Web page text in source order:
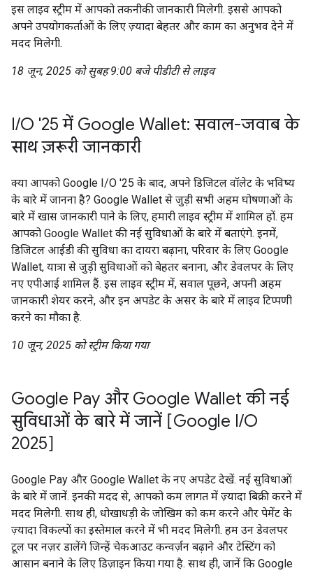
इस लाइव स्ट्रीम में आपको तकनीकी जानकारी मिलेगी. इससे आपको
अपने उपयोगकर्ताओं के लिए ज़्यादा बेहतर और काम का अनुभव देने में
मदद मिलेगी.
18 जून, 2025 को सुबह 9:00 बजे पीडीटी से लाइव
I/O '25 में Google Wallet: सवाल-जवाब के
साथ ज़रूरी जानकारी
क्या आपको Google I/O '25 के बाद, अपने डिजिटल वॉलेट के भविष्य
के बारे में जानना है? Google Wallet से जुड़ी सभी अहम घोषणाओं के
बारे में खास जानकारी पाने के लिए, हमारी लाइव स्ट्रीम में शामिल हों. हम
आपको Google Wallet की नई सुविधाओं के बारे में बताएंगे. इनमें,
डिजिटल आईडी की सुविधा का दायरा बढ़ाना, परिवार के लिए Google
Wallet, यात्रा से जुड़ी सुविधाओं को बेहतर बनाना, और डेवलपर के लिए
नए एपीआई शामिल हैं. इस लाइव स्ट्रीम में, सवाल पूछने, अपनी अहम
जानकारी शेयर करने, और इन अपडेट के असर के बारे में लाइव टिप्पणी
करने का मौका है.
10 जून, 2025 को स्ट्रीम किया गया
Google Pay और Google Wallet की नई
सुविधाओं के बारे में जानें [Google I/O
2025]
Google Pay और Google Wallet के नए अपडेट देखें. नई सुविधाओं
के बारे में जानें. इनकी मदद से, आपको कम लागत में ज़्यादा बिक्री करने में
मदद मिलेगी. साथ ही, धोखाधड़ी के जोखिम को कम करने और पेमेंट के
ज़्यादा विकल्पों का इस्तेमाल करने में भी मदद मिलेगी. हम उन डेवलपर
टूल पर नज़र डालेंगे जिन्हें चेकआउट कन्वर्ज़न बढ़ाने और टेस्टिंग को
आसान बनाने के लिए डिज़ाइन किया गया है. साथ ही, जानें कि Google